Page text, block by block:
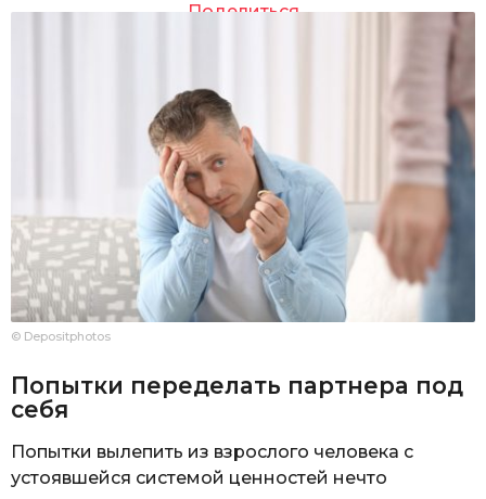
Поделиться
© Depositphotos
Попытки переделать партнера под
себя
Попытки вылепить из взрослого человека с
устоявшейся системой ценностей нечто